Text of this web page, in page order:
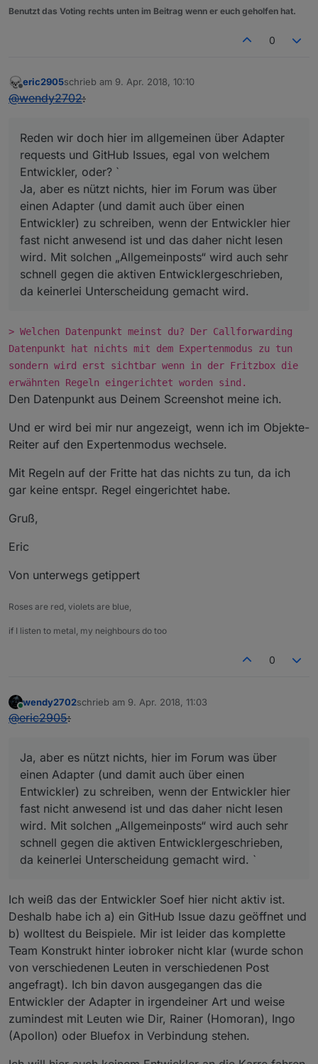
Benutzt das Voting rechts unten im Beitrag wenn er euch geholfen hat.
0
Offline
eric2905schrieb am 9. Apr. 2018, 10:10
zuletzt editiert von
@wendy2702:
Reden wir doch hier im allgemeinen über Adapter
requests und GitHub Issues, egal von welchem
Entwickler, oder? `
Ja, aber es nützt nichts, hier im Forum was über
einen Adapter (und damit auch über einen
Entwickler) zu schreiben, wenn der Entwickler hier
fast nicht anwesend ist und das daher nicht lesen
wird. Mit solchen „Allgemeinposts“ wird auch sehr
schnell gegen die aktiven Entwicklergeschrieben,
da keinerlei Unterscheidung gemacht wird.
> Welchen Datenpunkt meinst du? Der Callforwarding
Datenpunkt hat nichts mit dem Expertenmodus zu tun
sondern wird erst sichtbar wenn in der Fritzbox die
erwähnten Regeln eingerichtet worden sind.
Den Datenpunkt aus Deinem Screenshot meine ich.
Und er wird bei mir nur angezeigt, wenn ich im Objekte-
Reiter auf den Expertenmodus wechsele.
Mit Regeln auf der Fritte hat das nichts zu tun, da ich
gar keine entspr. Regel eingerichtet habe.
Gruß,
Eric
Von unterwegs getippert
Roses are red, violets are blue,
if I listen to metal, my neighbours do too
0
Online
wendy2702schrieb am 9. Apr. 2018, 11:03
zuletzt editiert von
@eric2905:
Ja, aber es nützt nichts, hier im Forum was über
einen Adapter (und damit auch über einen
Entwickler) zu schreiben, wenn der Entwickler hier
fast nicht anwesend ist und das daher nicht lesen
wird. Mit solchen „Allgemeinposts“ wird auch sehr
schnell gegen die aktiven Entwicklergeschrieben,
da keinerlei Unterscheidung gemacht wird. `
Ich weiß das der Entwickler Soef hier nicht aktiv ist.
Deshalb habe ich a) ein GitHub Issue dazu geöffnet und
b) wolltest du Beispiele. Mir ist leider das komplette
Team Konstrukt hinter iobroker nicht klar (wurde schon
von verschiedenen Leuten in verschiedenen Post
angefragt). Ich bin davon ausgegangen das die
Entwickler der Adapter in irgendeiner Art und weise
zumindest mit Leuten wie Dir, Rainer (Homoran), Ingo
(Apollon) oder Bluefox in Verbindung stehen.